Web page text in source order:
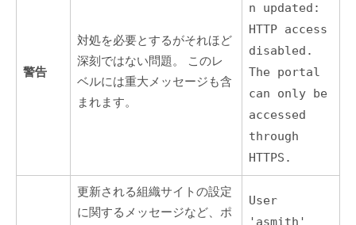
警告
対処を必要とするがそれほど
深刻ではない問題。 このレ
ベルには重大メッセージも含
まれます。
n updated:
HTTP access
disabled.
The portal
can only be
accessed
through
HTTPS.
更新される組織サイトの設定
に関するメッセージなど、ポ
User
'asmith'